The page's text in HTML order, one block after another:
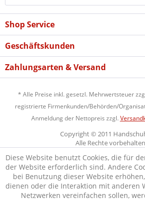
Shop Service
Geschäftskunden
Zahlungsarten & Versand
* Alle Preise inkl. gesetzl. Mehrwertsteuer
registrierte Firmenkunden/Behörden/
Anmeldung der Nettopreis zzgl.
Copyright © 2011
Alle Rechte
Diese Website benutzt Cookies, die für
der Website erforderlich sind. Andere
bei Benutzung dieser Website
dienen oder die Interaktion mit anderen
Netzwerken vereinfachen sollen,